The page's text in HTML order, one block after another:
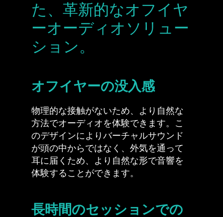
た、革新的なオフイヤ
ーオーディオソリュー
ション。
オフイヤーの没入感
物理的な接触がないため、より自然な
方法でオーディオを体験できます。こ
のデザインによりバーチャルサウンド
が頭の中からではなく、外気を通って
耳に届くため、より自然な形で音響を
体験することができます。
長時間のセッションでの